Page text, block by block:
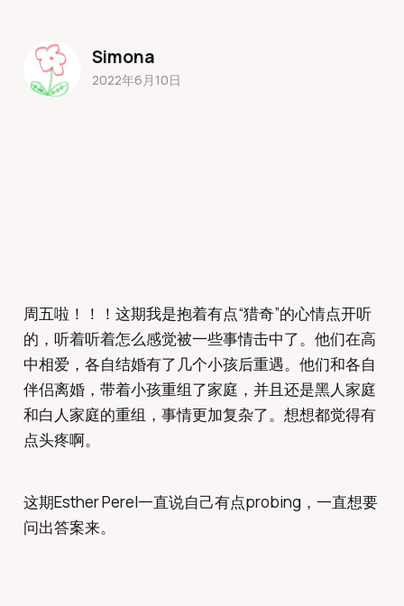
周五啦！！！这期我是抱着有点“猎奇”的心情点开听
的，听着听着怎么感觉被一些事情击中了。他们在高
中相爱，各自结婚有了几个小孩后重遇。他们和各自
伴侣离婚，带着小孩重组了家庭，并且还是黑人家庭
和白人家庭的重组，事情更加复杂了。想想都觉得有
点头疼啊。
这期Esther Perel一直说自己有点probing，一直想要
问出答案来。
Simona
2022年6月10日